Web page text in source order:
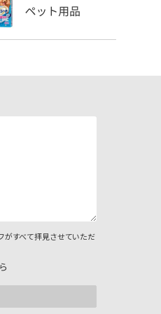
がすべて拝見させていただ